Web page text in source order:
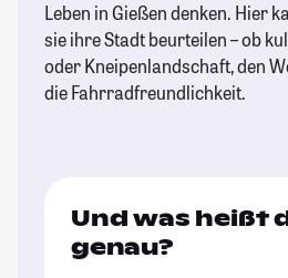
Leben in Gießen denken. Hier
sie ihre Stadt beurteilen – ob
oder Kneipenlandschaft, den
die Fahrradfreundlichkeit.
Und was heißt
genau?